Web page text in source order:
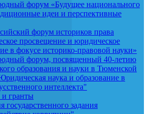
форум «Будущее национального
идеи и перспективные
форум историков права
просвещение и юридическое
в фокусе историко-правовой науки»
форум, посвященный 40-летию
образования и науки в Тюменской
наука и образование в
интеллекта"
гранты
государственного задания